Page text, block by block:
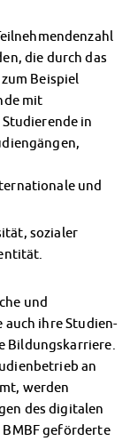
die durch das
Beispiel
mit
in
und
sozialer
und
ihre Studien-
Bildungskarriere.
an
werden
des digitalen
geförderte